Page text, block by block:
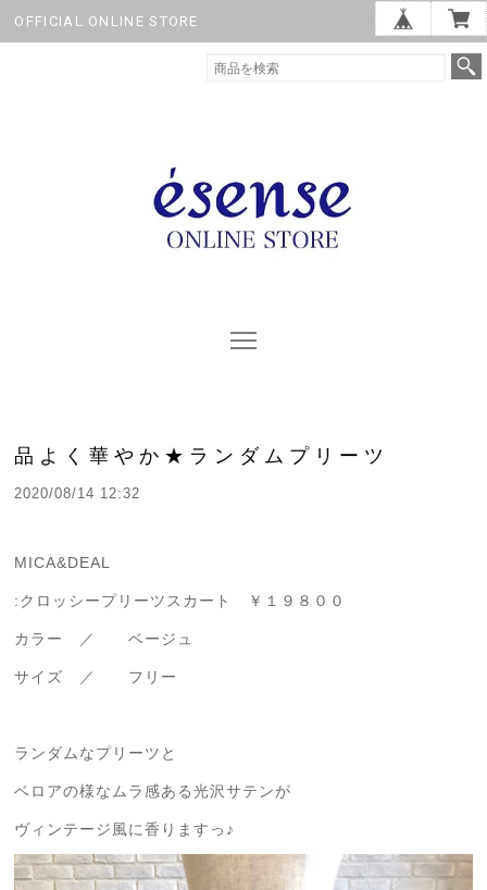
OFFICIAL ONLINE STORE
品よく華やか★ランダムプリーツ
2020/08/14 12:32
MICA&DEAL
:クロッシープリーツスカート ￥１９８００
カラー ／ ベージュ
サイズ ／ フリー
ランダムなプリーツと
ベロアの様なムラ感ある光沢サテンが
ヴィンテージ風に香りますっ♪